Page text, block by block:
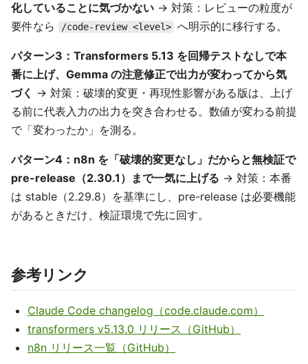
化していることに気づかない → 対策：レビューの粒度が
要件なら
/code-review <level> へ明示的に移行する。
パターン3：Transformers 5.13 を回帰テストなしで本
番に上げ、Gemma の注意修正で出力が変わってから気
づく → 対策：破壊的変更・再現性影響がある版は、上げ
る前に代表入力の出力を突き合わせる。数値が変わる前提
で「変わったか」を測る。
パターン4：n8n を「破壊的変更なし」だからと無検証で
pre-release（2.30.1）まで一気に上げる → 対策：本番
は stable（2.29.8）を基準にし、pre-release は必要機能
があるときだけ、検証環境で先に回す。
参考リンク
Claude Code changelog（code.claude.com）
transformers v5.13.0 リリース（GitHub）
n8n リリース一覧（GitHub）